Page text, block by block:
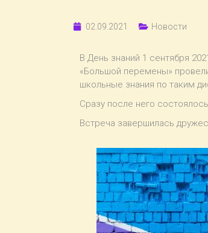
02.09.2021 Новости
В День знаний 1 сентября
«Большой перемены»
школьные знания по таким
Сразу после него
Встреча завершилась